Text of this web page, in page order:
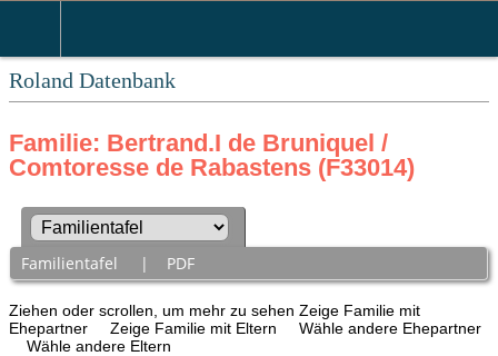
Roland Datenbank
Familie: Bertrand.I de Bruniquel /
Comtoresse de Rabastens (F33014)
Familientafel | PDF
Ziehen oder scrollen, um mehr zu sehen Zeige Familie mit
Ehepartner
Zeige Familie mit Eltern
Wähle andere Ehepartner
Wähle andere Eltern